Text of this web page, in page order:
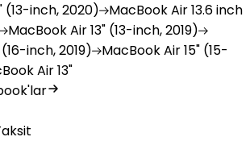
(13-inch, 2020) MacBookAir 13.6 inch
MacBookAir 13" (13-inch, 2019)
(16-inch, 2019) MacBookAir 15" (15-
Air 13"